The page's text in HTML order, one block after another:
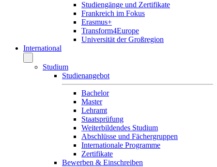
Studiengänge und Zertifikate
Frankreich im Fokus
Erasmus+
Transform4Europe
Universität der Großregion
International
Studium
Studienangebot
Bachelor
Master
Lehramt
Staatsprüfung
Weiterbildendes Studium
Abschlüsse und Fächergruppen
Internationale Programme
Zertifikate
Bewerben & Einschreiben